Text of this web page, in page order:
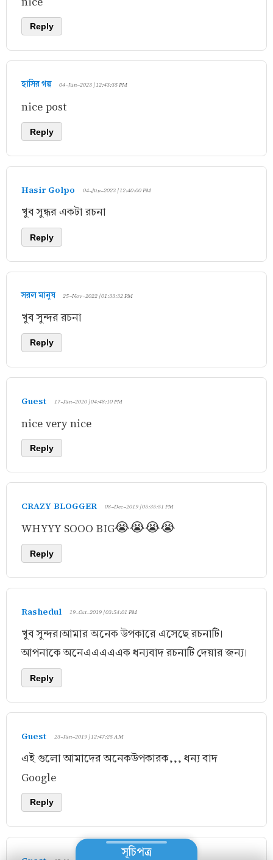
Reply
হাসির গল্প 04-Jun-2023 | 12:43:35 PM
nice post
Reply
Hasir Golpo 04-Jun-2023 | 12:40:00 PM
খুব সুন্ধর একটা রচনা
Reply
সরল মানুষ 25-Nov-2022 | 01:33:32 PM
খুব সুন্দর রচনা
Reply
Guest 17-Jun-2020 | 04:48:10 PM
nice very nice
Reply
CRAZY BLOGGER 08-Dec-2019 | 05:35:51 PM
WHYYY SOOO BIG😭😭😭😭
Reply
Rashedul 19-Oct-2019 | 03:54:01 PM
খুব সুন্দর।আমার অনেক উপকারে এসেছে রচনাটি।
আপনাকে অনেএএএএএক ধন্যবাদ রচনাটি দেয়ার জন্য।
Reply
Guest 23-Jun-2019 | 12:47:25 AM
এই গুলো আমাদের অনেকউপকারক,,, ধন্য বাদ
Google
Reply
সূচিপত্র